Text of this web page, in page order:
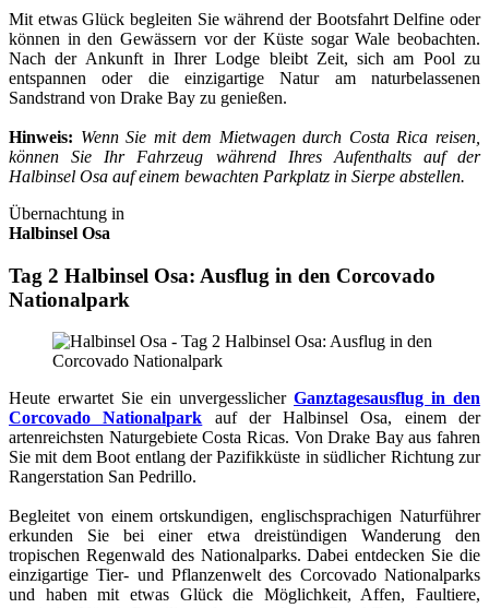
Mit etwas Glück begleiten Sie während der Bootsfahrt Delfine oder
können in den Gewässern vor der Küste sogar Wale beobachten.
Nach der Ankunft in Ihrer Lodge bleibt Zeit, sich am Pool zu
entspannen oder die einzigartige Natur am naturbelassenen
Sandstrand von Drake Bay zu genießen.
Hinweis: Wenn Sie mit dem Mietwagen durch Costa Rica reisen,
können Sie Ihr Fahrzeug während Ihres Aufenthalts auf der
Halbinsel Osa auf einem bewachten Parkplatz in Sierpe abstellen.
Übernachtung in
Halbinsel Osa
Tag 2 Halbinsel Osa: Ausflug in den Corcovado
Nationalpark
Heute erwartet Sie ein unvergesslicher Ganztagesausflug in den
Corcovado Nationalpark auf der Halbinsel Osa, einem der
artenreichsten Naturgebiete Costa Ricas. Von Drake Bay aus fahren
Sie mit dem Boot entlang der Pazifikküste in südlicher Richtung zur
Rangerstation San Pedrillo.
Begleitet von einem ortskundigen, englischsprachigen Naturführer
erkunden Sie bei einer etwa dreistündigen Wanderung den
tropischen Regenwald des Nationalparks. Dabei entdecken Sie die
einzigartige Tier- und Pflanzenwelt des Corcovado Nationalparks
und haben mit etwas Glück die Möglichkeit, Affen, Faultiere,